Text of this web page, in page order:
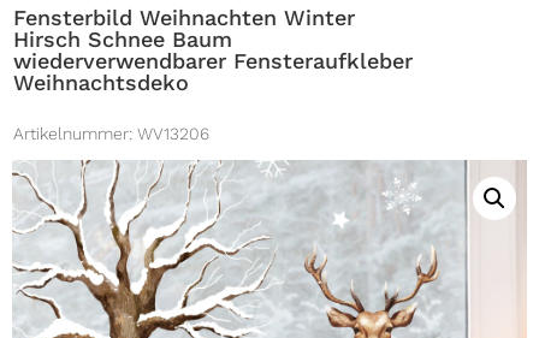
Fensterbild Weihnachten Winter
Hirsch Schnee Baum
wiederverwendbarer Fensteraufkleber
Weihnachtsdeko
Artikelnummer: WV13206